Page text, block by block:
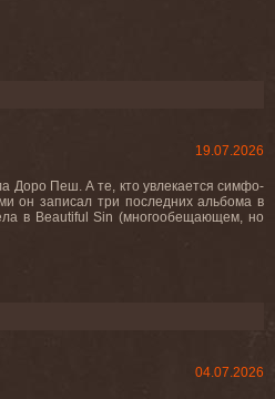
19.07.2026
Доро Пеш. А те, кто увлекается симфо-
он записал три последних альбома в
в Beautiful Sin (многообещающем, но
04.07.2026